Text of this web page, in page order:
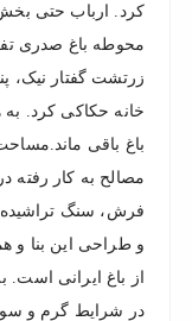
کرد. ارباب حتی
محوطه باغ صدری
زرتشت گفتار نیک،
خانه حکاکی کرد. به
مصالح به کار
فرش، سنگ
و طراحی این بنا و
از باغ ایرانی است.
در شرایط گرم و